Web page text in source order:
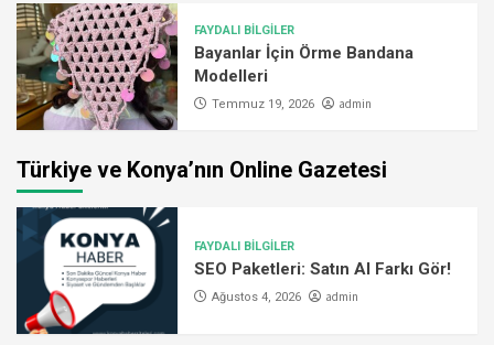
FAYDALI BİLGİLER
Bayanlar İçin Örme Bandana
Modelleri
Temmuz 19, 2026 admin
Türkiye ve Konya’nın Online Gazetesi
FAYDALI BİLGİLER
SEO Paketleri: Satın Al Farkı Gör!
Ağustos 4, 2026 admin